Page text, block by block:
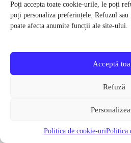
Poți accepta toate cookie-urile, le poți
poți personaliza preferințele. Refuzul
poate afecta anumite funcții ale site-ului.
Acceptă
Refuză
Politica de cookie-uriPolitica
Butuc pedalier Shimano SM-BB71-